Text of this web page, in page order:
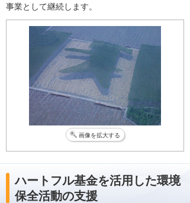
事業として継続します。
画像を拡大する
ハートフル基金を活用した環境
保全活動の支援